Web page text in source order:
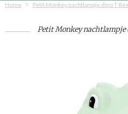
Home Petit Monkey nachtlampje dino T-
Petit Monkey nachtlampje